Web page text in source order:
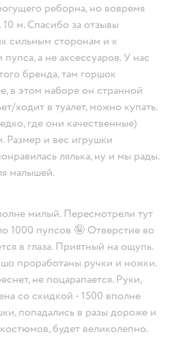
реборна, но вовремя
м. Спасибо за отзывы
сильным сторонам и к
а не аксессуаров. У нас
бренда, там горшок
в этом наборе он странной
ходит в туалет, можно купать.
где они качественные)
Размер и вес игрушки
лялька, ну и мы рады.
малышей.
милый. Пересмотрели тут
1000 пупсов 🤪 Отверстие во
в глаза. Приятный на ощупь.
проработаны ручки и ножки.
не поцарапается. Руки,
со скидкой - 1500 вполне
попадались в разы дороже и
будет великолепно.